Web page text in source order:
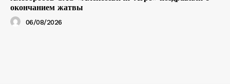
окончанием жатвы
06/08/2026